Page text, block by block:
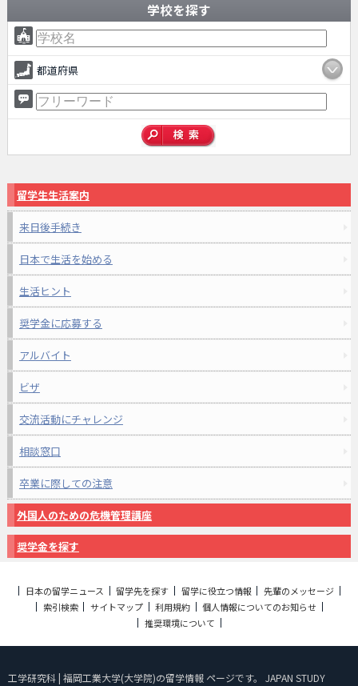
学校を探す
都道府県
留学生生活案内
来日後手続き
日本で生活を始める
生活ヒント
奨学金に応募する
アルバイト
ビザ
交流活動にチャレンジ
相談窓口
卒業に際しての注意
外国人のための危機管理講座
奨学金を探す
日本の留学ニュース 留学先を探す 留学に役立つ情報
先輩のメッセージ
索引検索
サイトマップ 利用規約
個人情報についてのお知らせ
推奨環境について
工学研究科 | 福岡工業大学(大学院)の留学情報 ページです。 JAPAN STUDY